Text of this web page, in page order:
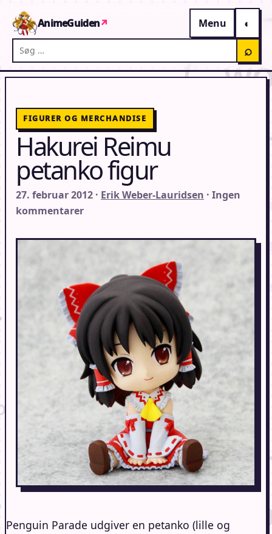
AnimeGuiden↗
Menu
Søg på AnimeGuiden
⌕
FIGURER OG MERCHANDISE
Hakurei Reimu
petanko figur
27. februar 2012 · Erik Weber-Lauridsen · Ingen
kommentarer
Penguin Parade udgiver en petanko (lille og